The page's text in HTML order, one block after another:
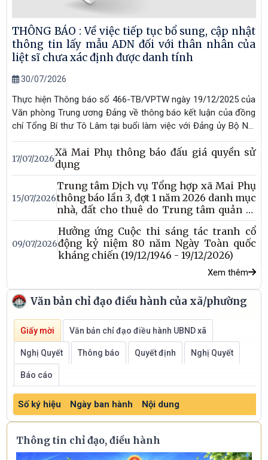
THÔNG BÁO : Về việc tiếp tục bổ sung, cập nhật
thông tin lấy mẫu ADN đối với thân nhân của
liệt sĩ chưa xác định được danh tính
30/07/2026
Thực hiện Thông báo số 466-TB/VPTW ngày 19/12/2025 của
Văn phòng Trung ương Đảng về thông báo kết luận của đồng
chí Tổng Bí thư Tô Lâm tại buổi làm việc với Đảng ủy Bộ Nội
người có công với cách mạng; công tác tìm kiếm, quy tập và
xác định danh tính liệt sĩ còn thiếu thông tin; Văn bản số 299-
CV/ĐU của Đảng ủy Chính phủ và Công văn số 709/UBND-
VX2 ngày 26/01/2026 của UBND tỉnh Hà Tĩnh về việc triển khai
kết luận của đồng chí Tổng Bí thư về chính sách đối với người
có công với cách mạng và các văn bản chỉ đạo của Bộ Công
an, Công an tỉnh về thu nhận mẫu ADN cho thân nhân liệt sĩ
chưa xác định được danh tính, Ủy ban nhân dân xã Mai Phụ
thông báo một số nội dung sau.
17/07/2026
Xã Mai Phụ thông báo đấu giá quyền sử
dụng
15/07/2026
Trung tâm Dịch vụ Tổng hợp xã Mai Phụ
thông báo lần 3, đợt 1 năm 2026 danh mục
nhà, đất cho thuê do Trung tâm quản lý,
khai thác
09/07/2026
Hưởng ứng Cuộc thi sáng tác tranh cổ
động kỷ niệm 80 năm Ngày Toàn quốc
kháng chiến (19/12/1946 - 19/12/2026)
Xem thêm
Văn bản chỉ đạo điều hành của xã/phường
Giấy mời Văn bản chỉ đạo điều hành UBND xã
Nghị Quyết Thông báo Quyết định Nghị Quyết
Báo cáo
Số ký hiệu Ngày ban hành Nội dung
Thông tin chỉ đạo, điều hành